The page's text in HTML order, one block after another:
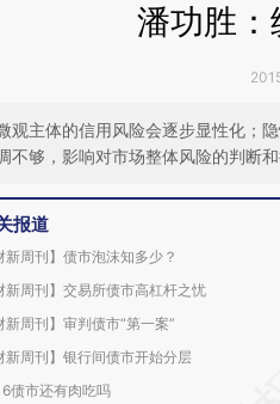
潘功胜
观主体的信用风险会逐步显性化；
不够，影响对市场整体风险的判断
报道
新周刊】债市泡沫知多少？
新周刊】交易所债市高杠杆之忧
新周刊】审判债市“第一案”
新周刊】银行间债市开始分层
债市还有肉吃吗